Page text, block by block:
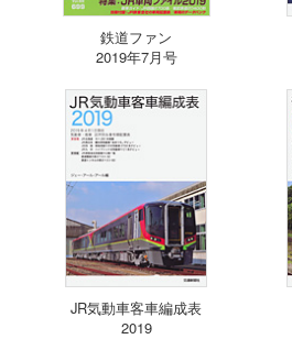
鉄道ファン
2019年7月号
JR気動車客車編成表
2019